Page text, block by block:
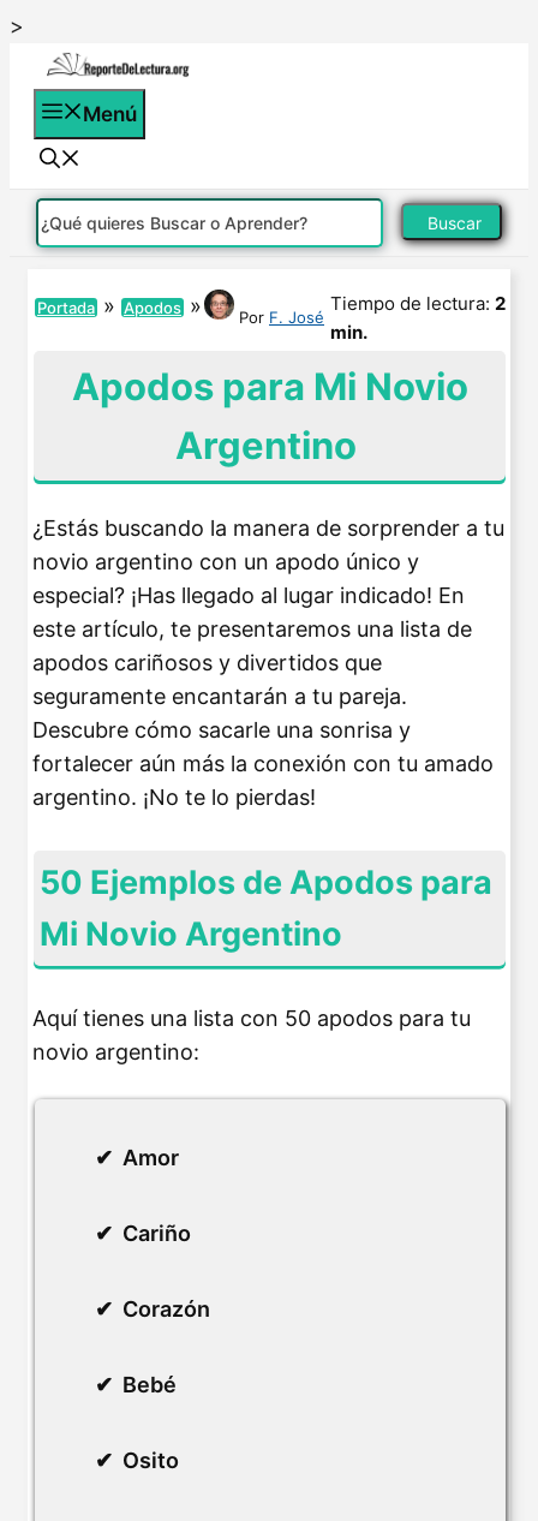
>
contenido
Menú
Buscar
Portada » Apodos » Por F. José
Tiempo de lectura: 2
min.
Apodos para Mi Novio
Argentino
¿Estás buscando la manera de sorprender a tu
novio argentino con un apodo único y
especial? ¡Has llegado al lugar indicado! En
este artículo, te presentaremos una lista de
apodos cariñosos y divertidos que
seguramente encantarán a tu pareja.
Descubre cómo sacarle una sonrisa y
fortalecer aún más la conexión con tu amado
argentino. ¡No te lo pierdas!
50 Ejemplos de Apodos para
Mi Novio Argentino
Aquí tienes una lista con 50 apodos para tu
novio argentino:
Amor
Cariño
Corazón
Bebé
Osito